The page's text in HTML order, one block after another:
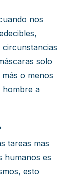
nos
circunstancias
solo
o menos
hombre a
tareas mas
humanos es
esto